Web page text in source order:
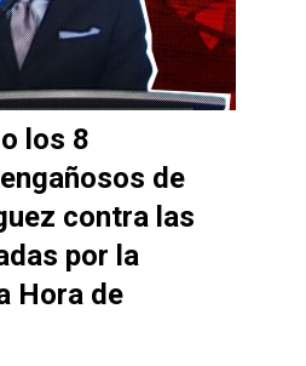
los 8
de
contra las
por la
Hora de